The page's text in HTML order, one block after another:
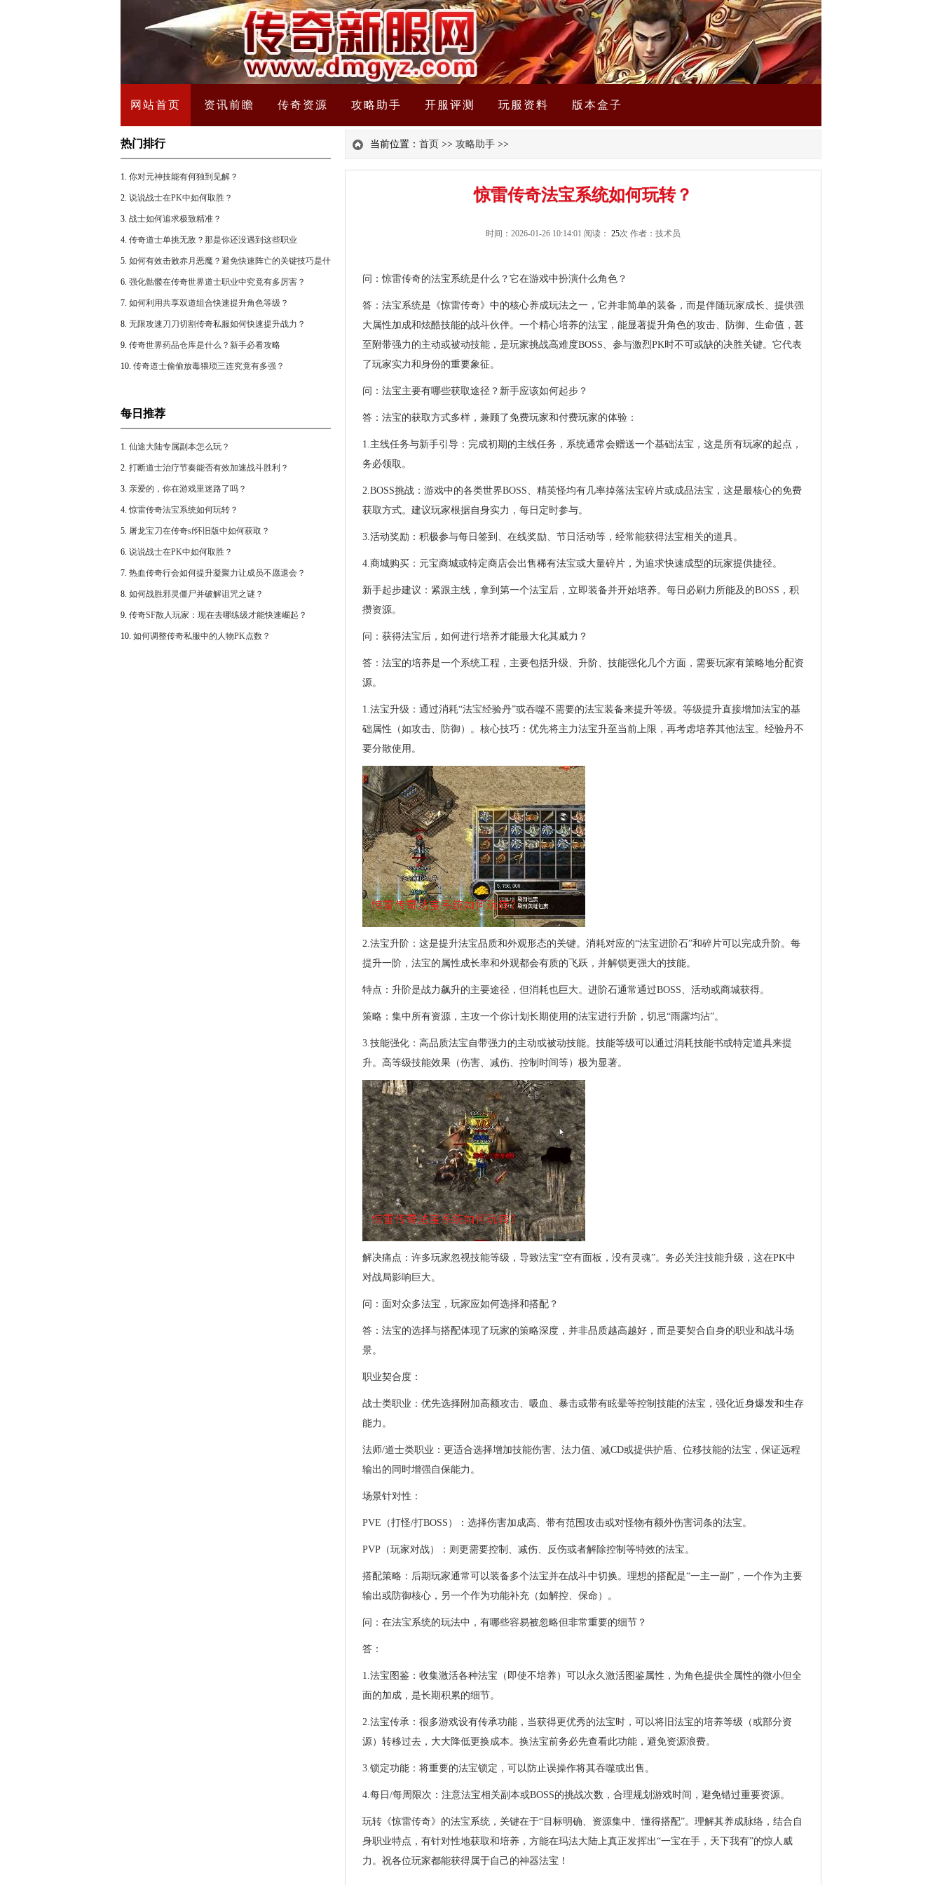
网站首页 资讯前瞻 传奇资源 攻略助手 开服评测 玩服资料 版本盒子
当前位置： 首页 >> 攻略助手 >>
惊雷传奇法宝系统如何玩转？
时间：2026-01-26 10:14:01 阅读： 25次 作者：技术员
问：惊雷传奇的法宝系统是什么？它在游戏中扮演什么角色？
答：法宝系统是《惊雷传奇》中的核心养成玩法之一，它并非简单的装备，而是伴随玩家成长、提供强
大属性加成和炫酷技能的战斗伙伴。一个精心培养的法宝，能显著提升角色的攻击、防御、生命值，甚
至附带强力的主动或被动技能，是玩家挑战高难度BOSS、参与激烈PK时不可或缺的决胜关键。它代表
了玩家实力和身份的重要象征。
问：法宝主要有哪些获取途径？新手应该如何起步？
答：法宝的获取方式多样，兼顾了免费玩家和付费玩家的体验：
1.主线任务与新手引导：完成初期的主线任务，系统通常会赠送一个基础法宝，这是所有玩家的起点，
务必领取。
2.BOSS挑战：游戏中的各类世界BOSS、精英怪均有几率掉落法宝碎片或成品法宝，这是最核心的免费
获取方式。建议玩家根据自身实力，每日定时参与。
3.活动奖励：积极参与每日签到、在线奖励、节日活动等，经常能获得法宝相关的道具。
4.商城购买：元宝商城或特定商店会出售稀有法宝或大量碎片，为追求快速成型的玩家提供捷径。
新手起步建议：紧跟主线，拿到第一个法宝后，立即装备并开始培养。每日必刷力所能及的BOSS，积
攒资源。
问：获得法宝后，如何进行培养才能最大化其威力？
答：法宝的培养是一个系统工程，主要包括升级、升阶、技能强化几个方面，需要玩家有策略地分配资
源。
1.法宝升级：通过消耗“法宝经验丹”或吞噬不需要的法宝装备来提升等级。等级提升直接增加法宝的基
础属性（如攻击、防御）。核心技巧：优先将主力法宝升至当前上限，再考虑培养其他法宝。经验丹不
要分散使用。
2.法宝升阶：这是提升法宝品质和外观形态的关键。消耗对应的“法宝进阶石”和碎片可以完成升阶。每
提升一阶，法宝的属性成长率和外观都会有质的飞跃，并解锁更强大的技能。
特点：升阶是战力飙升的主要途径，但消耗也巨大。进阶石通常通过BOSS、活动或商城获得。
策略：集中所有资源，主攻一个你计划长期使用的法宝进行升阶，切忌“雨露均沾”。
3.技能强化：高品质法宝自带强力的主动或被动技能。技能等级可以通过消耗技能书或特定道具来提
升。高等级技能效果（伤害、减伤、控制时间等）极为显著。
解决痛点：许多玩家忽视技能等级，导致法宝“空有面板，没有灵魂”。务必关注技能升级，这在PK中
对战局影响巨大。
问：面对众多法宝，玩家应如何选择和搭配？
答：法宝的选择与搭配体现了玩家的策略深度，并非品质越高越好，而是要契合自身的职业和战斗场
景。
职业契合度：
战士类职业：优先选择附加高额攻击、吸血、暴击或带有眩晕等控制技能的法宝，强化近身爆发和生存
能力。
法师/道士类职业：更适合选择增加技能伤害、法力值、减CD或提供护盾、位移技能的法宝，保证远程
输出的同时增强自保能力。
场景针对性：
PVE（打怪/打BOSS）：选择伤害加成高、带有范围攻击或对怪物有额外伤害词条的法宝。
PVP（玩家对战）：则更需要控制、减伤、反伤或者解除控制等特效的法宝。
搭配策略：后期玩家通常可以装备多个法宝并在战斗中切换。理想的搭配是“一主一副”，一个作为主要
输出或防御核心，另一个作为功能补充（如解控、保命）。
问：在法宝系统的玩法中，有哪些容易被忽略但非常重要的细节？
答：
1.法宝图鉴：收集激活各种法宝（即使不培养）可以永久激活图鉴属性，为角色提供全属性的微小但全
面的加成，是长期积累的细节。
2.法宝传承：很多游戏设有传承功能，当获得更优秀的法宝时，可以将旧法宝的培养等级（或部分资
源）转移过去，大大降低更换成本。换法宝前务必先查看此功能，避免资源浪费。
3.锁定功能：将重要的法宝锁定，可以防止误操作将其吞噬或出售。
4.每日/每周限次：注意法宝相关副本或BOSS的挑战次数，合理规划游戏时间，避免错过重要资源。
玩转《惊雷传奇》的法宝系统，关键在于“目标明确、资源集中、懂得搭配”。理解其养成脉络，结合自
身职业特点，有针对性地获取和培养，方能在玛法大陆上真正发挥出“一宝在手，天下我有”的惊人威
力。祝各位玩家都能获得属于自己的神器法宝！
热门排行
1. 你对元神技能有何独到见解？
2. 说说战士在PK中如何取胜？
3. 战士如何追求极致精准？
4. 传奇道士单挑无敌？那是你还没遇到这些职业
5. 如何有效击败赤月恶魔？避免快速阵亡的关键技巧是什
么？
6. 强化骷髅在传奇世界道士职业中究竟有多厉害？
7. 如何利用共享双道组合快速提升角色等级？
8. 无限攻速刀刀切割传奇私服如何快速提升战力？
9. 传奇世界药品仓库是什么？新手必看攻略
10. 传奇道士偷偷放毒猥琐三连究竟有多强？
每日推荐
1. 仙途大陆专属副本怎么玩？
2. 打断道士治疗节奏能否有效加速战斗胜利？
3. 亲爱的，你在游戏里迷路了吗？
4.惊雷传奇法宝系统如何玩转？
5. 屠龙宝刀在传奇sf怀旧版中如何获取？
6. 说说战士在PK中如何取胜？
7. 热血传奇行会如何提升凝聚力让成员不愿退会？
8. 如何战胜邪灵僵尸并破解诅咒之谜？
9. 传奇SF散人玩家：现在去哪练级才能快速崛起？
10. 如何调整传奇私服中的人物PK点数？